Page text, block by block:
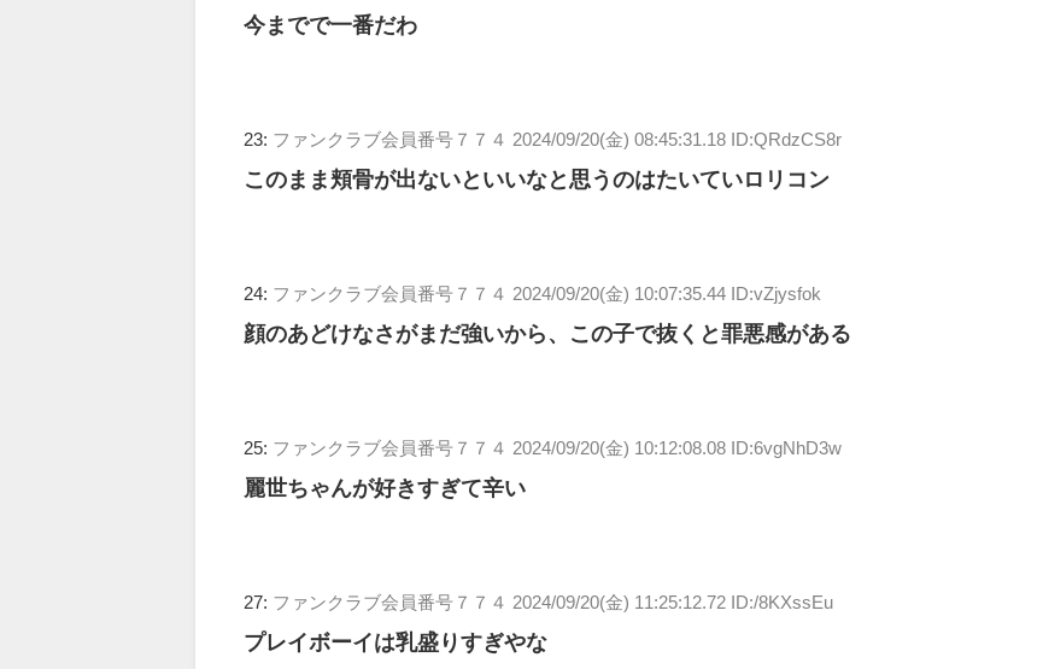
今までで一番だわ
23: ファンクラブ会員番号７７４ 2024/09/20(金) 08:45:31.18 ID:QRdzCS8r
このまま頬骨が出ないといいなと思うのはたいていロリコン
24: ファンクラブ会員番号７７４ 2024/09/20(金) 10:07:35.44 ID:vZjysfok
顔のあどけなさがまだ強いから、この子で抜くと罪悪感がある
25: ファンクラブ会員番号７７４ 2024/09/20(金) 10:12:08.08 ID:6vgNhD3w
麗世ちゃんが好きすぎて辛い
27: ファンクラブ会員番号７７４ 2024/09/20(金) 11:25:12.72 ID:/8KXssEu
プレイボーイは乳盛りすぎやな